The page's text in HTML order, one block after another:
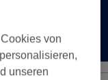
von
unseren